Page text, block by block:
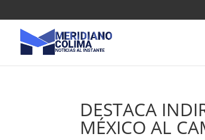
DESTACA
MÉXICO AL